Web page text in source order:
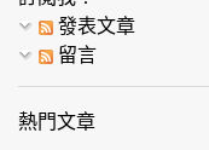
發表文章
留言
熱門文章